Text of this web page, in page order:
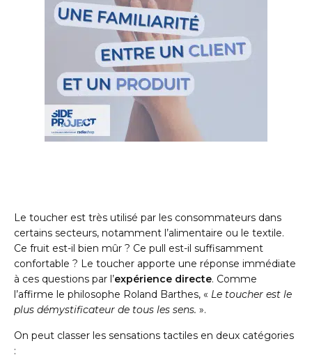
Le toucher est très utilisé par les consommateurs dans
certains secteurs, notamment l’alimentaire ou le textile.
Ce fruit est-il bien mûr ? Ce pull est-il suffisamment
confortable ? Le toucher apporte une réponse immédiate
à ces questions par l’expérience directe. Comme
l’affirme le philosophe Roland Barthes, « Le toucher est le
plus démystificateur de tous les sens. ».
On peut classer les sensations tactiles en deux catégories
: